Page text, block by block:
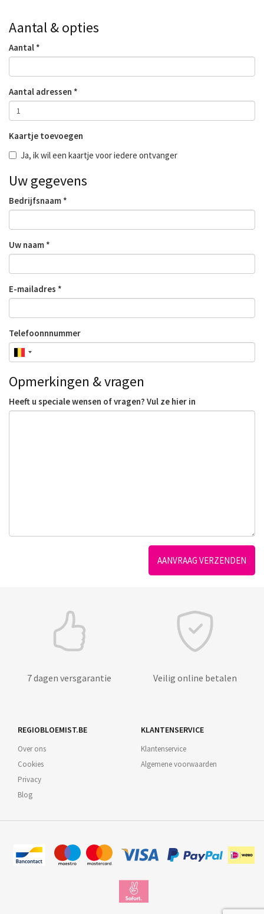
Aantal & opties
Aantal
Aantal adressen
Kaartje toevoegen
Ja, ik wil een kaartje voor iedere ontvanger
Uw gegevens
Bedrijfsnaam
Uw naam
E-mailadres
Telefoonnnummer
Opmerkingen & vragen
Heeft u speciale wensen of vragen? Vul ze hier in
AANVRAAG VERZENDEN
7 dagen versgarantie Veilig online betalen
REGIOBLOEMIST.BE
Over ons
Cookies
Privacy
Blog
KLANTENSERVICE
Klantenservice
Algemene voorwaarden